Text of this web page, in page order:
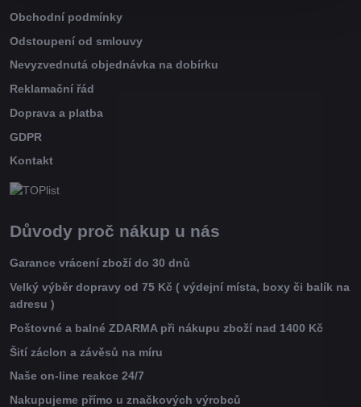
Obchodní podmínky
Odstoupení od smlouvy
Nevyzvednutá objednávka na dobírku
Reklamační řád
Doprava a platba
GDPR
Kontakt
Důvody proč nákup u nás
Garance vrácení zboží do 30 dnů
Velký výběr dopravy od 75 Kč ( výdejní místa, boxy či balík na
adresu )
Poštovné a balné ZDARMA při nákupu zboží nad 1400 Kč
Šití záclon a závěsů na míru
Naše on-line reakce 24/7
Nakupujeme přímo u značkových výrobců